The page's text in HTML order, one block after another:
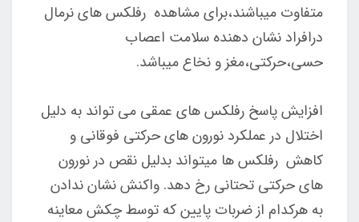
متفاوت میباشند،برای مشاهده رفلکس های نرمال
درافراد نشان دهنده سلامت اعصاب
حسی،حرکتی،مغز و نخاع میباشد.
افزایش پاسخ رفلکس های عمقی می تواند به دلیل
اختلال در عملکرد نورون های حرکتی فوقانی و
کاهش رفلکس ها میتواند بدلیل نقص در نورون
های حرکتی تحتانی رخ دهد. واکنش نشان ندادن
به هرکدام از ضربات پایین که توسط چکش معاینه